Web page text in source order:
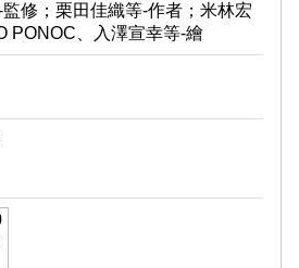
修；栗田佳織等-作者；米林宏
PONOC、入澤宣幸等-繪